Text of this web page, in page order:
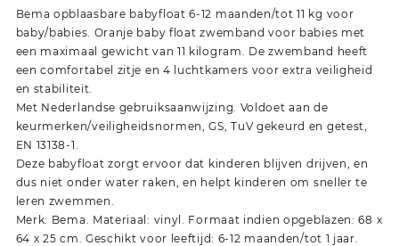
Bema opblaasbare babyfloat 6-12 maanden/tot 11 kg voor
baby/babies. Oranje baby float zwemband voor babies met
een maximaal gewicht van 11 kilogram. De zwemband heeft
een comfortabel zitje en 4 luchtkamers voor extra veiligheid
en stabiliteit.
Met Nederlandse gebruiksaanwijzing. Voldoet aan de
keurmerken/veiligheidsnormen, GS, TuV gekeurd en getest,
EN 13138-1.
Deze babyfloat zorgt ervoor dat kinderen blijven drijven, en
dus niet onder water raken, en helpt kinderen om sneller te
leren zwemmen.
Merk: Bema. Materiaal: vinyl. Formaat indien opgeblazen: 68 x
64 x 25 cm. Geschikt voor leeftijd: 6-12 maanden/tot 1 jaar.